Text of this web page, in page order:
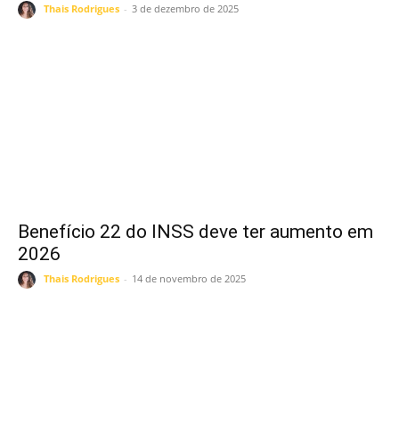
Thais Rodrigues - 3 de dezembro de 2025
Benefício 22 do INSS deve ter aumento em
2026
Thais Rodrigues - 14 de novembro de 2025